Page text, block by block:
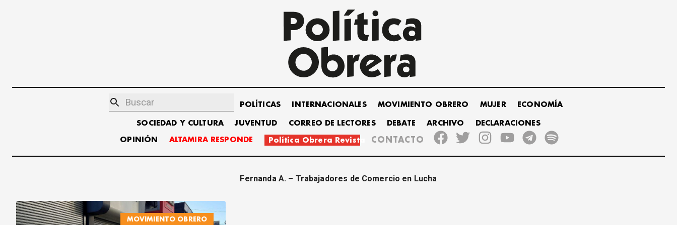
POLÍTICAS INTERNACIONALES MOVIMIENTO OBRERO MUJER ECONOMÍA
SOCIEDAD Y CULTURA JUVENTUD CORREO DE LECTORES DEBATE ARCHIVO DECLARACIONES
OPINIÓN ALTAMIRA RESPONDE Política Obrera Revista CONTACTO
Fernanda A. – Trabajadores de Comercio en Lucha
MOVIMIENTO OBRERO